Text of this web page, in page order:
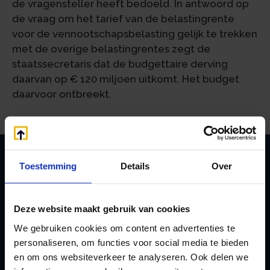
Toestemming Details Over
Deze website maakt gebruik van cookies
We gebruiken cookies om content en advertenties te
personaliseren, om functies voor social media te bieden
en om ons websiteverkeer te analyseren. Ook delen we
de vragensteller heeft bedoeld. In antwoord op
de vraag om het tarief van de belastingrente
voor de vennootschapsbelasting gelijk te trekken
met de overige belastingrentes zegt de
staatssecretaris dat de budgettaire derving
daarvan op € 120 miljoen uitkomt. Het budget
daarvoor ontbreekt.
Zoeken
Handige links
Jaarstukken opstellen